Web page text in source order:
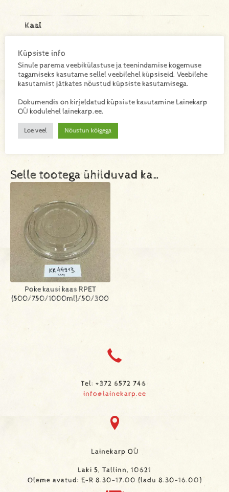
Kaal
Mõõtmed
140 × 60 mm
Materjal
Kartong/PE
Selle tootega ühilduvad ka…
Poke kausi kaas RPET
(500/750/1000ml)/50/300
Küpsiste info
Sinule parema veebikülastuse ja teenindamise kogemuse
tagamiseks kasutame sellel veebilehel küpsiseid. Veebilehe
kasutamist jätkates nõustud küpsiste kasutamisega.
Dokumendis on kirjeldatud küpsiste kasutamine Lainekarp
OÜ kodulehel lainekarp.ee.
Loe veel Nõustun kõigega
Tel: +372 6572 746
info@lainekarp.ee
Lainekarp OÜ
Laki 5, Tallinn, 10621
Oleme avatud: E-R 8.30-17.00 (ladu 8.30-16.00)